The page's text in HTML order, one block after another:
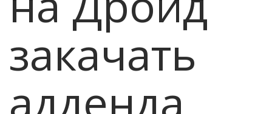
закачать
адденда